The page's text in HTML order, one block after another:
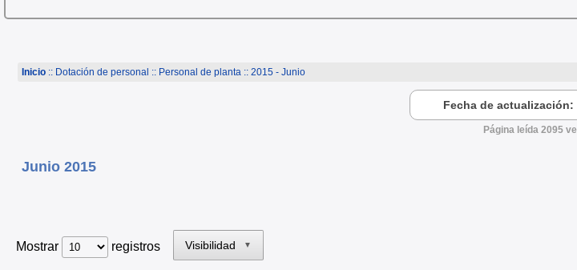
Inicio:: Dotación de personal :: Personal de planta:: 2015 - Junio
Fecha de actualización:
Página leída 2095
Junio 2015
Mostrar registros Visibilidad ▼